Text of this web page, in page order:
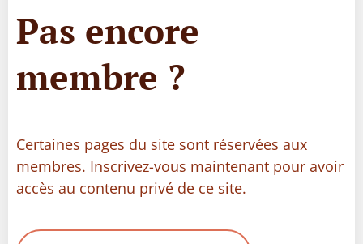
Pas encore
membre ?
Certaines pages du site sont réservées aux
membres. Inscrivez-vous maintenant pour avoir
accès au contenu privé de ce site.